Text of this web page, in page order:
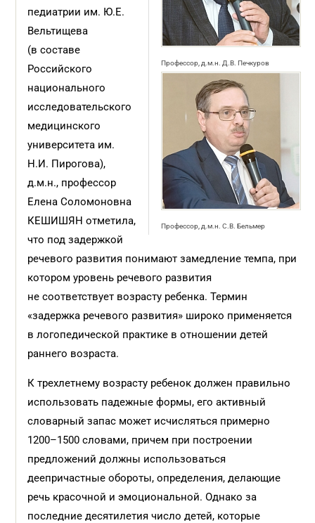
Профессор, д.м.н. Д.В. Печкуров
Профессор, д.м.н. С.В. Бельмер
педиатрии им. Ю.Е.
Вельтищева
(в составе
Российского
национального
исследовательского
медицинского
университета им.
Н.И. Пирогова),
д.м.н., профессор
Елена Соломоновна
КЕШИШЯН отметила,
что под задержкой
речевого развития понимают замедление темпа, при
котором уровень речевого развития
не соответствует возрасту ребенка. Термин
«задержка речевого развития» широко применяется
в логопедической практике в отношении детей
раннего возраста.
К трехлетнему возрасту ребенок должен правильно
использовать падежные формы, его активный
словарный запас может исчисляться примерно
1200–1500 словами, причем при построении
предложений должны использоваться
деепричастные обороты, определения, делающие
речь красочной и эмоциональной. Однако за
последние десятилетия число детей, которые